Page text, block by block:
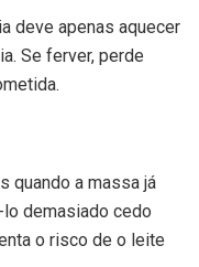
deve apenas aquecer
Se ferver, perde
quando a massa já
demasiado cedo
o risco de o leite